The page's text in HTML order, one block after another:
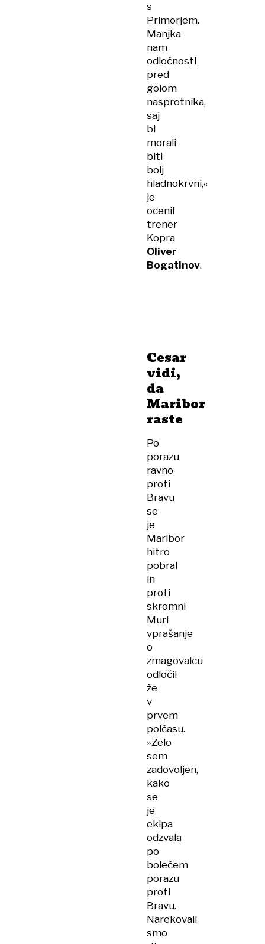
s
Primorjem.
Manjka
nam
odločnosti
pred
golom
nasprotnika,
saj
bi
morali
biti
bolj
hladnokrvni,«
je
ocenil
trener
Kopra
Oliver
Bogatinov.
Cesar
vidi,
da
Maribor
raste
Po
porazu
ravno
proti
Bravu
se
je
Maribor
hitro
pobral
in
proti
skromni
Muri
vprašanje
o
zmagovalcu
odločil
že
v
prvem
polčasu.
»Zelo
sem
zadovoljen,
kako
se
je
ekipa
odzvala
po
bolečem
porazu
proti
Bravu.
Narekovali
smo